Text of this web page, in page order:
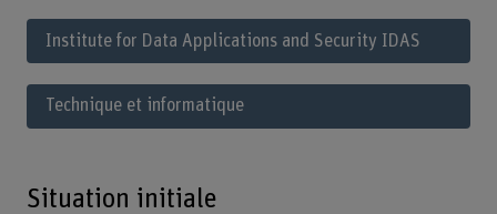
Institute for Data Applications and Security IDAS
Technique et informatique
Situation initiale